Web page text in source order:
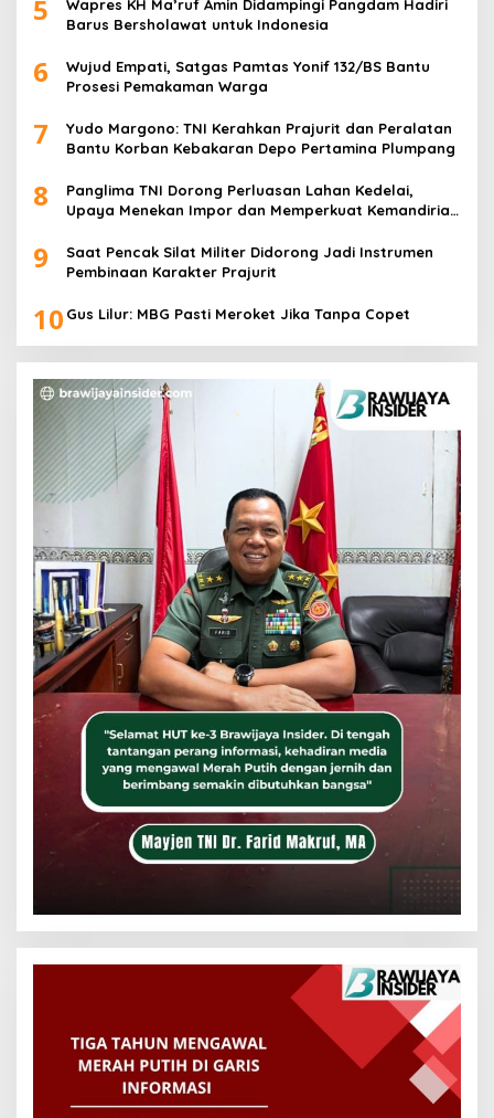
5
Wapres KH Ma’ruf Amin Didampingi Pangdam Hadiri
Barus Bersholawat untuk Indonesia
6
Wujud Empati, Satgas Pamtas Yonif 132/BS Bantu
Prosesi Pemakaman Warga
7
Yudo Margono: TNI Kerahkan Prajurit dan Peralatan
Bantu Korban Kebakaran Depo Pertamina Plumpang
8
Panglima TNI Dorong Perluasan Lahan Kedelai,
Upaya Menekan Impor dan Memperkuat Kemandirian
9
Saat Pencak Silat Militer Didorong Jadi Instrumen
Pembinaan Karakter Prajurit
10 Gus Lilur: MBG Pasti Meroket Jika Tanpa Copet